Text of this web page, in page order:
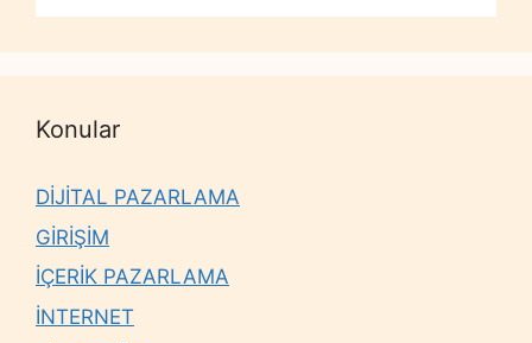
Konular
DİJİTAL PAZARLAMA
GİRİŞİM
İÇERİK PAZARLAMA
İNTERNET